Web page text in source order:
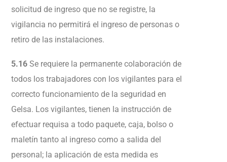
solicitud de ingreso que no se registre, la
vigilancia no permitirá el ingreso de personas o
retiro de las instalaciones.
5.16 Se requiere la permanente colaboración de
todos los trabajadores con los vigilantes para el
correcto funcionamiento de la seguridad en
Gelsa. Los vigilantes, tienen la instrucción de
efectuar requisa a todo paquete, caja, bolso o
maletín tanto al ingreso como a salida del
personal; la aplicación de esta medida es